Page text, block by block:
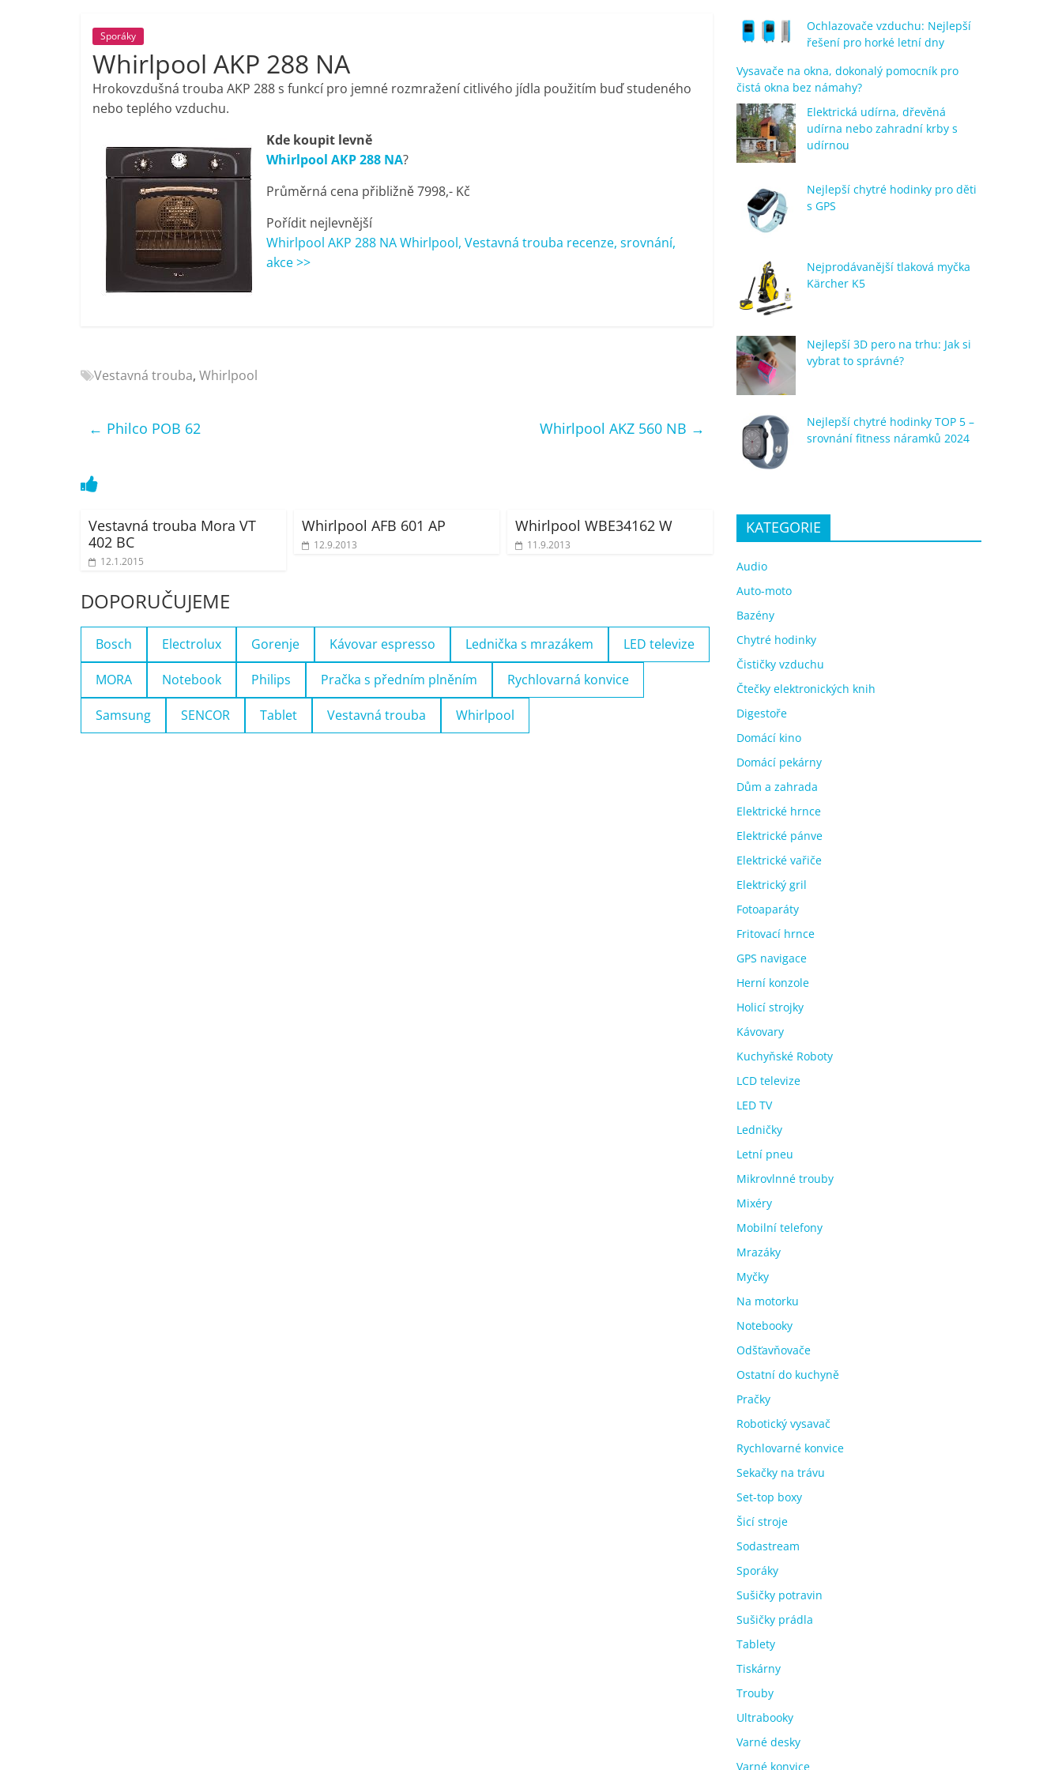
porovnání,
pračky,
televize,
notebooky,
mobilní
telefony,
kávovary,
Nejlepší
Elektro
pračky,
notebooky,
mobilní
telefony,
bazény
Sporáky
Whirlpool AKP 288 NA
Hrokovzdušná trouba AKP 288 s funkcí pro jemné rozmražení citlivého jídla použitím buď studeného
nebo teplého vzduchu.
Kde koupit levně
Whirlpool AKP 288 NA?
Průměrná cena přibližně 7998,- Kč
Pořídit nejlevnější
Whirlpool AKP 288 NA Whirlpool, Vestavná trouba recenze, srovnání,
akce >>
Vestavná trouba, Whirlpool
← Philco POB 62 Whirlpool AKZ 560 NB →
Vestavná trouba Mora VT
402 BC
12.1.2015
Whirlpool AFB 601 AP
12.9.2013
Whirlpool WBE34162 W
11.9.2013
DOPORUČUJEME
Bosch Electrolux Gorenje Kávovar espresso Lednička s mrazákem LED televize
MORA Notebook Philips Pračka s předním plněním Rychlovarná konvice
Samsung SENCOR Tablet Vestavná trouba Whirlpool
Ochlazovače vzduchu: Nejlepší
řešení pro horké letní dny
Vysavače na okna, dokonalý pomocník pro
čistá okna bez námahy?
Elektrická udírna, dřevěná
udírna nebo zahradní krby s
udírnou
Nejlepší chytré hodinky pro děti
s GPS
Nejprodávanější tlaková myčka
Kärcher K5
Nejlepší 3D pero na trhu: Jak si
vybrat to správné?
Nejlepší chytré hodinky TOP 5 –
srovnání fitness náramků 2024
KATEGORIE
Audio
Auto-moto
Bazény
Chytré hodinky
Čističky vzduchu
Čtečky elektronických knih
Digestoře
Domácí kino
Domácí pekárny
Dům a zahrada
Elektrické hrnce
Elektrické pánve
Elektrické vařiče
Elektrický gril
Fotoaparáty
Fritovací hrnce
GPS navigace
Herní konzole
Holicí strojky
Kávovary
Kuchyňské Roboty
LCD televize
LED TV
Ledničky
Letní pneu
Mikrovlnné trouby
Mixéry
Mobilní telefony
Mrazáky
Myčky
Na motorku
Notebooky
Odšťavňovače
Ostatní do kuchyně
Pračky
Robotický vysavač
Rychlovarné konvice
Sekačky na trávu
Set-top boxy
Šicí stroje
Sodastream
Sporáky
Sušičky potravin
Sušičky prádla
Tablety
Tiskárny
Trouby
Ultrabooky
Varné desky
Varné konvice